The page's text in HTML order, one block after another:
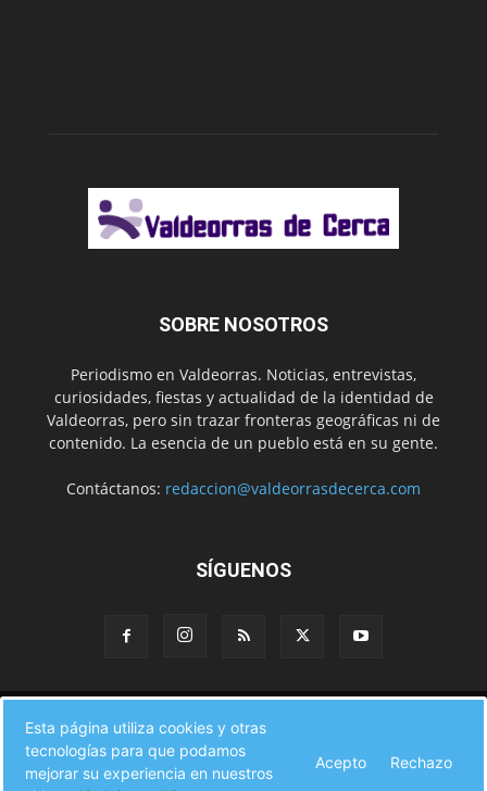
SOBRE NOSOTROS
Periodismo en Valdeorras. Noticias, entrevistas,
curiosidades, fiestas y actualidad de la identidad de
Valdeorras, pero sin trazar fronteras geográficas ni de
contenido. La esencia de un pueblo está en su gente.
Contáctanos: redaccion@valdeorrasdecerca.com
SÍGUENOS
A pie de calle
Fiestas Eventos Cultura
CAMINO DE INVIERNO
Agenda Comercial Sucesos Contacto
Esta página utiliza cookies y otras
tecnologías para que podamos
mejorar su experiencia en nuestros
Acepto Rechazo